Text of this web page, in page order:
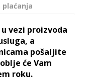
plaćanja
vezi proizvoda
a
pošaljite
će Vam
roku.